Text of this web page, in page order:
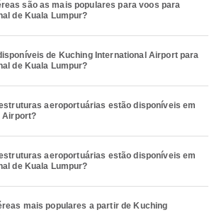
são as mais populares para voos para
de Kuala Lumpur?
de Kuching International Airport para
de Kuala Lumpur?
aeroportuárias estão disponíveis em
Airport?
aeroportuárias estão disponíveis em
de Kuala Lumpur?
mais populares a partir de Kuching